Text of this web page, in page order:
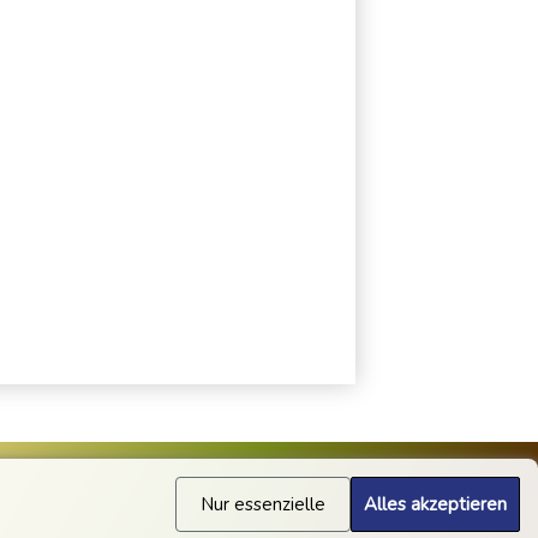
Nur essenzielle Alles akzeptieren